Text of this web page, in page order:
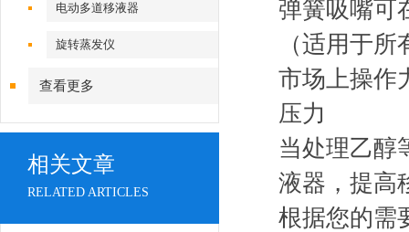
电动多道移液器
旋转蒸发仪
查看更多
相关文章
RELATED ARTICLES
弹簧吸嘴可
（适用于
市场上操作
压力
当处理乙醇
液器，提高
根据您的需